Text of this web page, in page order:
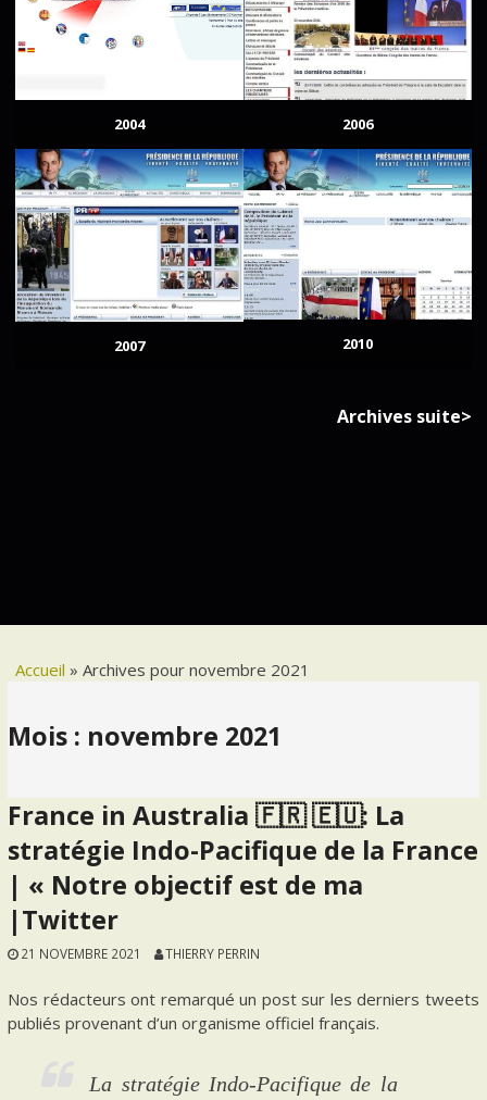
2004 2006
2007 2010
Archives suite>
Accueil »Archives pour novembre 2021
Mois : novembre 2021
France in Australia 🇫🇷 🇪🇺: La
stratégie Indo-Pacifique de la France
| « Notre objectif est de ma
|Twitter
21 NOVEMBRE 2021 THIERRY PERRIN
Nos rédacteurs ont remarqué un post sur les derniers tweets
publiés provenant d’un organisme officiel français.
La stratégie Indo-Pacifique de la